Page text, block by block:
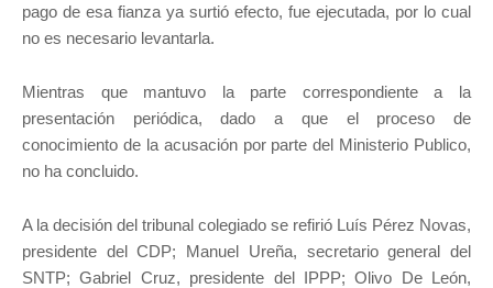
pago de esa fianza ya surtió efecto, fue ejecutada, por lo cual
no es necesario levantarla.
Mientras que mantuvo la parte correspondiente a la
presentación periódica, dado a que el proceso de
conocimiento de la acusación por parte del Ministerio Publico,
no ha concluido.
A la decisión del tribunal colegiado se refirió Luís Pérez Novas,
presidente del CDP; Manuel Ureña, secretario general del
SNTP; Gabriel Cruz, presidente del IPPP; Olivo De León,